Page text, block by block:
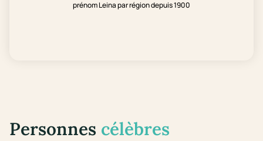
prénom Leina par région depuis 1900
Personnes célèbres